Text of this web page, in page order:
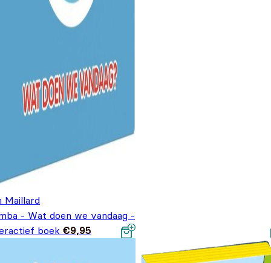
Maillard
- Wat doen we vandaag -
boek €9,95